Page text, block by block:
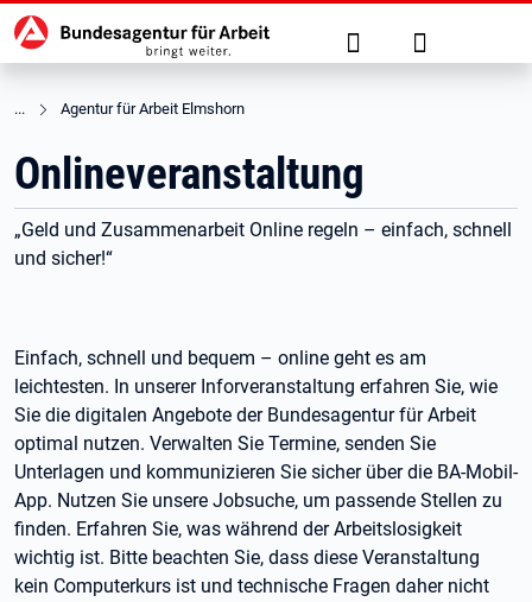
zu den Hauptinhalten springen
Hauptnavigation Suche Anmelden
Agentur für Arbeit Elmshorn
Onlineveranstaltung
„Geld und Zusammenarbeit Online regeln – einfach, schnell
und sicher!“
Einfach, schnell und bequem – online geht es am
leichtesten. In unserer Inforveranstaltung erfahren Sie, wie
Sie die digitalen Angebote der Bundesagentur für Arbeit
optimal nutzen. Verwalten Sie Termine, senden Sie
Unterlagen und kommunizieren Sie sicher über die BA-Mobil-
App. Nutzen Sie unsere Jobsuche, um passende Stellen zu
finden. Erfahren Sie, was während der Arbeitslosigkeit
wichtig ist. Bitte beachten Sie, dass diese Veranstaltung
kein Computerkurs ist und technische Fragen daher nicht